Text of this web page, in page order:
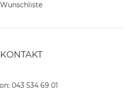
Wunschliste
KONTAKT
043 534 69 01